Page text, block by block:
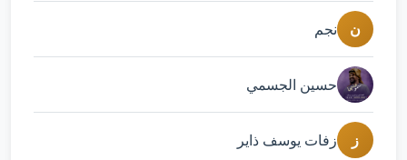
ن نجم
حسين الجسمي
ز زفات يوسف ذاير